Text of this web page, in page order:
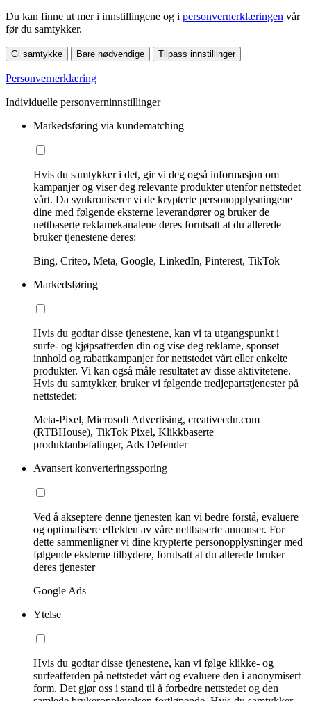
Du kan finne ut mer i innstillingene og i personvernerklæringen vår
før du samtykker.
Gi samtykke Bare nødvendige Tilpass innstillinger
Personvernerklæring
Individuelle personverninnstillinger
Markedsføring via kundematching
Hvis du samtykker i det, gir vi deg også informasjon om
kampanjer og viser deg relevante produkter utenfor nettstedet
vårt. Da synkroniserer vi de krypterte personopplysningene
dine med følgende eksterne leverandører og bruker de
nettbaserte reklamekanalene deres forutsatt at du allerede
bruker tjenestene deres:
Bing, Criteo, Meta, Google, LinkedIn, Pinterest, TikTok
Markedsføring
Hvis du godtar disse tjenestene, kan vi ta utgangspunkt i
surfe- og kjøpsatferden din og vise deg reklame, sponset
innhold og rabattkampanjer for nettstedet vårt eller enkelte
produkter. Vi kan også måle resultatet av disse aktivitetene.
Hvis du samtykker, bruker vi følgende tredjepartstjenester på
nettstedet:
Meta-Pixel, Microsoft Advertising, creativecdn.com
(RTBHouse), TikTok Pixel, Klikkbaserte
produktanbefalinger, Ads Defender
Avansert konverteringssporing
Ved å akseptere denne tjenesten kan vi bedre forstå, evaluere
og optimalisere effekten av våre nettbaserte annonser. For
dette sammenligner vi dine krypterte personopplysninger med
følgende eksterne tilbydere, forutsatt at du allerede bruker
deres tjenester
Google Ads
Ytelse
Hvis du godtar disse tjenestene, kan vi følge klikke- og
surfeatferden på nettstedet vårt og evaluere den i anonymisert
form. Det gjør oss i stand til å forbedre nettstedet og den